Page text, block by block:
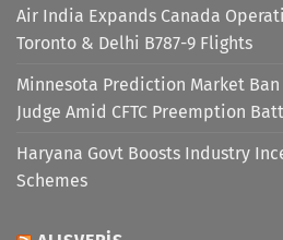
Air India Expands Canada
Toronto & Delhi B787-9 Flights
Minnesota Prediction Market
Judge Amid CFTC Preemption
Haryana Govt Boosts Industry
Schemes